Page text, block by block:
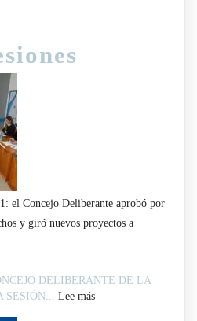
el Concejo Deliberante aprobó por
y giró nuevos proyectos a
DELIBERANTE DE LA
SESIÓN... Lee más: